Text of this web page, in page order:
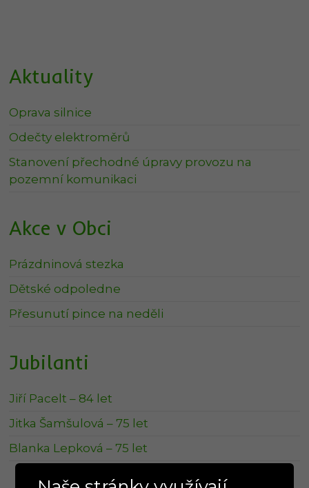
Aktuality
Oprava silnice
Odečty elektroměrů
Stanovení přechodné úpravy provozu na
pozemní komunikaci
Akce v Obci
Prázdninová stezka
Dětské odpoledne
Přesunutí pince na neděli
Jubilanti
Jiří Pacelt – 84 let
Jitka Šamšulová – 75 let
Blanka Lepková – 75 let